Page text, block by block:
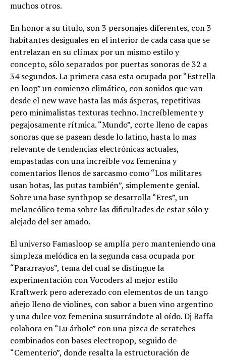
muchos otros.
En honor a su titulo, son 3 personajes diferentes, con 3
habitantes desiguales en el interior de cada casa que se
entrelazan en su clímax por un mismo estilo y
concepto, sólo separados por puertas sonoras de 32 a
34 segundos. La primera casa esta ocupada por “Estrella
en loop” un comienzo climático, con sonidos que van
desde el new wave hasta las más ásperas, repetitivas
pero minimalistas texturas techno. Increíblemente y
pegajosamente rítmica. “Mundo”, corte lleno de capas
sonoras que se pasean desde lo latino, hasta lo mas
relevante de tendencias electrónicas actuales,
empastadas con una increíble voz femenina y
comentarios llenos de sarcasmo como “Los militares
usan botas, las putas también”, simplemente genial.
Sobre una base synthpop se desarrolla “Eres”, un
melancólico tema sobre las dificultades de estar sólo y
alejado del ser amado.
El universo Famasloop se amplía pero manteniendo una
simpleza melódica en la segunda casa ocupada por
“Pararrayos”, tema del cual se distingue la
experimentación con Vocoders al mejor estilo
Kraftwerk pero aderezado con elementos de un tango
añejo lleno de violines, con sabor a buen vino argentino
y una dulce voz femenina susurrándote al oído. Dj Baffa
colabora en “Lu árbole” con una pizca de scratches
combinados con bases electropop, seguido de
“Cementerio”, donde resalta la estructuración de